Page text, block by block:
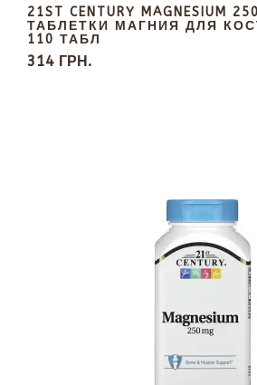
21ST CENTURY MAGNESIUM
ТАБЛЕТКИ МАГНИЯ ДЛЯ
110 ТАБЛ
314 ГРН.